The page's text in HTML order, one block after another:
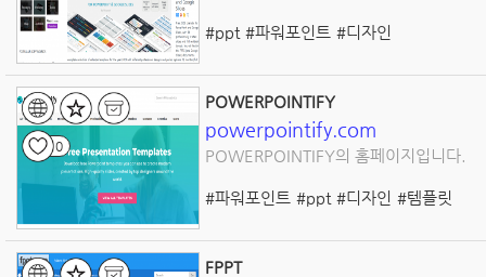
#ppt #파워포인트 #디자인
POWERPOINTIFY
powerpointify.com
POWERPOINTIFY의 홈페이지입니다.
#파워포인트 #ppt #디자인 #템플릿
0
FPPT